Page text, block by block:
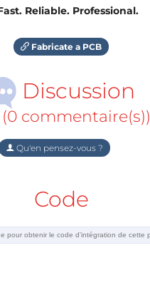
Reliable. Professional.
Fabricate a PCB
Discussion
(0 commentaire(s))
Qu'en pensez-vous ?
Code